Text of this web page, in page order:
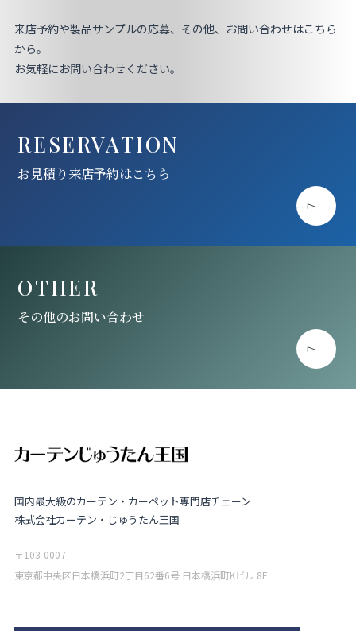
来店予約や製品サンプルの応募、その他、お問い合わせはこちら
から。
お気軽にお問い合わせください。
RESERVATION
お見積り来店予約はこちら
OTHER
その他のお問い合わせ
国内最大級のカーテン・カーペット専門店チェーン
株式会社カーテン・じゅうたん王国
〒103-0007
東京都中央区日本橋浜町2丁目62番6号 日本橋浜町Kビル 8F